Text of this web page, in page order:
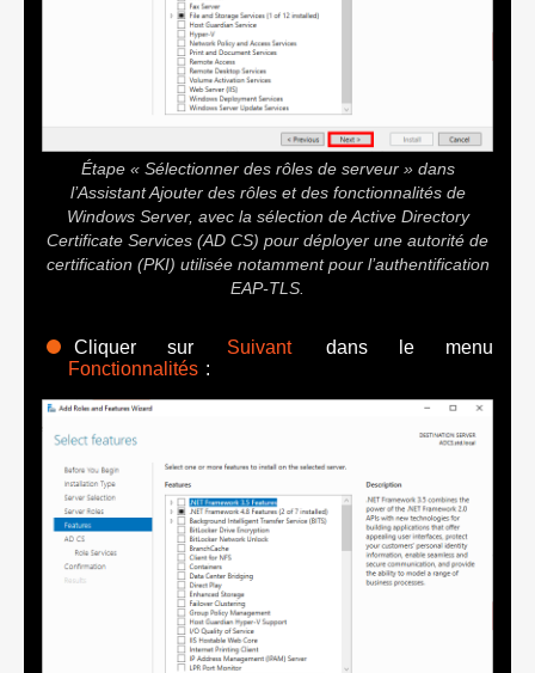
Étape « Sélectionner des rôles de serveur » dans
l’Assistant Ajouter des rôles et des fonctionnalités de
Windows Server, avec la sélection de Active Directory
Certificate Services (AD CS) pour déployer une autorité de
certification (PKI) utilisée notamment pour l’authentification
EAP-TLS.
Cliquer sur Suivant
dans le menu
Fonctionnalités :